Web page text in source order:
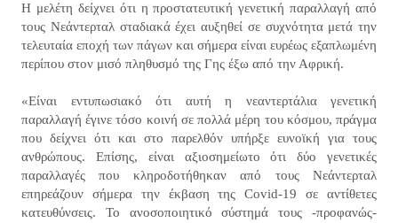
Η μελέτη δείχνει ότι η προστατευτική γενετική παραλλαγή από
τους Νεάντερταλ σταδιακά έχει αυξηθεί σε συχνότητα μετά την
τελευταία εποχή των πάγων και σήμερα είναι ευρέως εξαπλωμένη
περίπου στον μισό πληθυσμό της Γης έξω από την Αφρική.
«Είναι εντυπωσιακό ότι αυτή η νεαντερτάλια γενετική
παραλλαγή έγινε τόσο κοινή σε πολλά μέρη του κόσμου, πράγμα
που δείχνει ότι και στο παρελθόν υπήρξε ευνοϊκή για τους
ανθρώπους. Επίσης, είναι αξιοσημείωτο ότι δύο γενετικές
παραλλαγές που κληροδοτήθηκαν από τους Νεάντερταλ
επηρεάζουν σήμερα την έκβαση της Covid-19 σε αντίθετες
κατευθύνσεις. Το ανοσοποιητικό σύστημά τους -προφανώς-